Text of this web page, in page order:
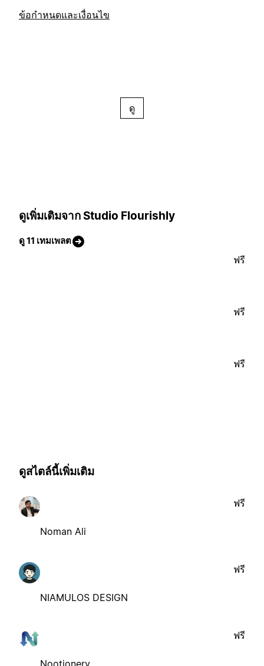
ข้อกำหนดและเงื่อนไข
ดู
ดูเพิ่มเติมจาก Studio Flourishly
ดู 11 เทมเพลต
ฟรี
ฟรี
ฟรี
ดูสไตล์นี้เพิ่มเติม
Noman Ali
ฟรี
NIAMULOS DESIGN
ฟรี
Nootionery
ฟรี